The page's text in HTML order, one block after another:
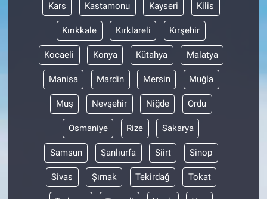
Kars Kastamonu Kayseri Kilis
Kırıkkale Kırklareli Kırşehir
Kocaeli Konya Kütahya Malatya
Manisa Mardin Mersin Muğla
Muş Nevşehir Niğde Ordu
Osmaniye Rize Sakarya
Samsun Şanlıurfa Siirt Sinop
Sivas Şırnak Tekirdağ Tokat